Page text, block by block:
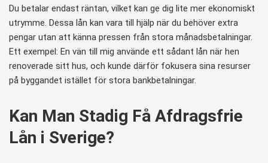
Du betalar endast räntan, vilket kan ge dig lite mer ekonomiskt
utrymme. Dessa lån kan vara till hjälp när du behöver extra
pengar utan att känna pressen från stora månadsbetalningar.
Ett exempel: En vän till mig använde ett sådant lån när hen
renoverade sitt hus, och kunde därför fokusera sina resurser
på byggandet istället för stora bankbetalningar.
Kan Man Stadig Få Afdragsfrie
Lån i Sverige?